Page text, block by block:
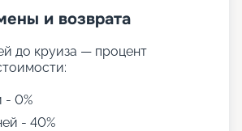
и возврата
до круиза — процент
- 0%
- 40%